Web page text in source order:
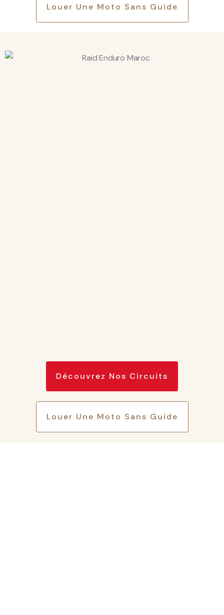
Louer Une Moto Sans Guide
Découvrez Nos Circuits
Louer Une Moto Sans Guide